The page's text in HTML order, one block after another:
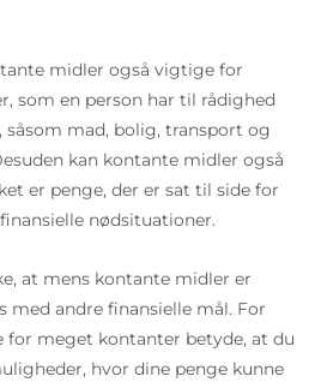
midler også vigtige for
som en person har til rådighed
mad, bolig, transport og
kan kontante midler også
er penge, der er sat til side for
nødsituationer.
at mens kontante midler er
med andre finansielle mål. For
for meget kontanter betyde, at du
hvor dine penge kunne